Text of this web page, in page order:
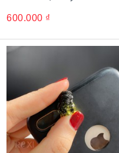
600.000 ₫